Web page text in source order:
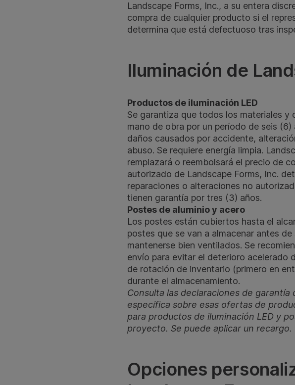
Landscape Forms, Inc., a su entera
compra de cualquier producto si el
determina que está defectuoso tras
Iluminación de
Productos de iluminación LED
Se garantiza que todos los materiales
mano de obra por un período de seis
daños causados por accidente,
abuso. Se requiere energía limpia.
remplazará o reembolsará el precio de
autorizado de Landscape Forms, Inc.
reparaciones o alteraciones no
tienen garantía por tres (3) años.
Postes de aluminio y acero
Los postes están cubiertos hasta el
postes que se van a almacenar antes
mantenerse bien ventilados. Se
envío para evitar el deterioro acelerado
de rotación de inventario (primero en
durante el almacenamiento.
Consulta las declaraciones de
específica sobre esas ofertas de
para productos de iluminación LED y
proyecto. Se puede aplicar un recargo.
Opciones